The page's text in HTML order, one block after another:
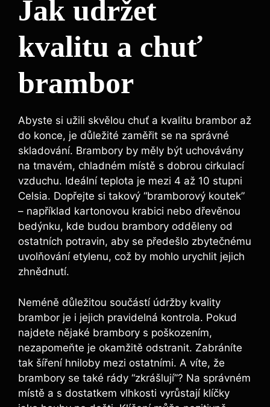
Jak udržet
kvalitu a chuť
brambor
Abyste si užili skvělou chuť a kvalitu brambor až
do konce, je důležité zaměřit se na správné
skladování. Brambory by měly být uchovávány
na tmavém, chladném místě s dobrou cirkulací
vzduchu. Ideální teplota je mezi 4 až 10 stupni
Celsia. Dopřejte si takový “bramborový koutek”
– například kartonovou krabici nebo dřevěnou
bedýnku, kde budou brambory odděleny od
ostatních potravin, aby se předešlo zbytečnému
uvolňování etylenu, což by mohlo urychlit jejich
zhnědnutí.
Neméně důležitou součástí údržby kvality
brambor je i jejich pravidelná kontrola. Pokud
najdete nějaké brambory s poškozením,
nezapomeňte je okamžitě odstranit. Zabráníte
tak šíření hniloby mezi ostatními. A víte, že
brambory se také rády “zkrášlují”? Na správném
místě a s dostatkem vlhkosti vyrůstají klíčky